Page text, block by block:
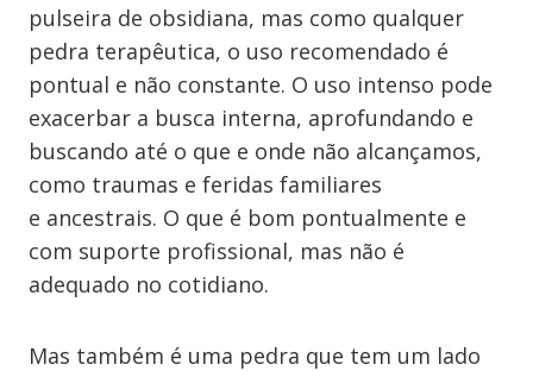
pulseira de obsidiana, mas como qualquer
pedra terapêutica, o uso recomendado é
pontual e não constante. O uso intenso pode
exacerbar a busca interna, aprofundando e
buscando até o que e onde não alcançamos,
como traumas e feridas familiares
e ancestrais. O que é bom pontualmente e
com suporte profissional, mas não é
adequado no cotidiano.
Mas também é uma pedra que tem um lado